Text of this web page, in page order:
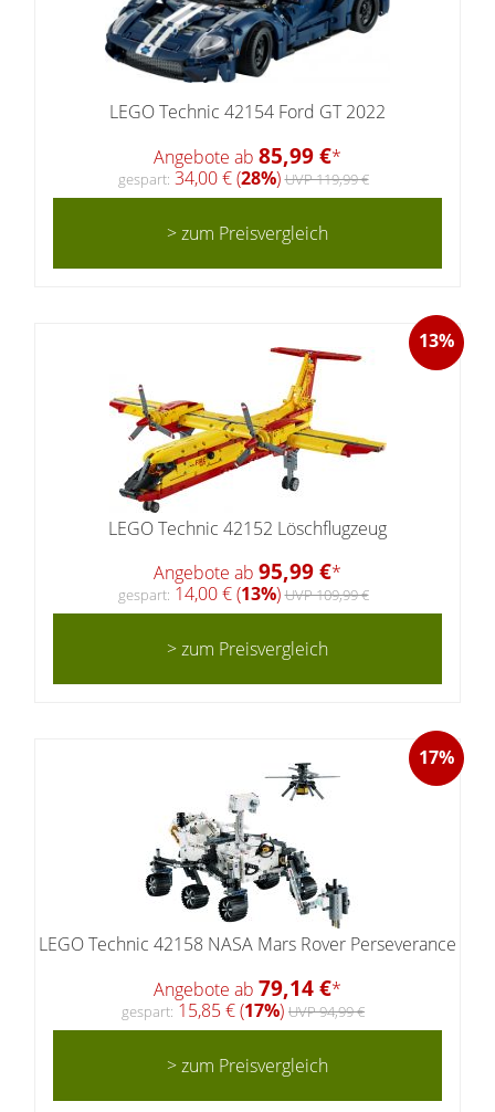
LEGO Technic 42154 Ford GT 2022
Angebote ab 85,99 €*
gespart: 34,00 € (28%)UVP 119,99 €
> zum Preisvergleich
13%
LEGO Technic 42152 Löschflugzeug
Angebote ab 95,99 €*
gespart: 14,00 € (13%)UVP 109,99 €
> zum Preisvergleich
17%
LEGO Technic 42158 NASA Mars Rover Perseverance
Angebote ab 79,14 €*
gespart: 15,85 € (17%) UVP 94,99 €
> zum Preisvergleich